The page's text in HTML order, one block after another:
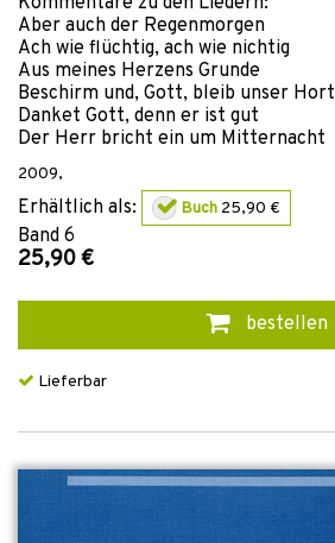
Aber auch der Regenmorgen
Ach wie flüchtig, ach wie nichtig
Aus meines Herzens Grunde
Beschirm und, Gott, bleib unser Hort
Danket Gott, denn er ist gut
Der Herr bricht ein um Mitternacht
2009,
Erhältlich als: Buch 25,90 €
Band 6
25,90 €
bestellen
Lieferbar